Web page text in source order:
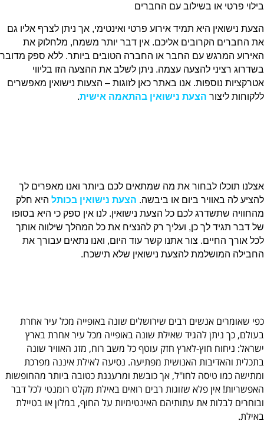
בילוי פרטי או בשילוב עם החברים
הצעת נישואין היא תמיד אירוע פרטי ואינטימי, אך ניתן לצרף אליו גם
את החברים הקרובים אליכם. אין דבר יותר משמח, מלחלוק את
האירוע המרגש עם החבר או החברה הטובים ביותר. ללא ספק מדובר
בשדרוג רציני להצעה עצמה. ניתן לשלב את ההצעה הזו בליווי
אטרקציות נוספות. אנו באתר כאן לזוגות – הצעות נישואין מאפשרים
ללקוחות ליצור הצעת נישואין בהתאמה אישית.
אצלנו תוכלו לבחור את מה שמתאים לכם ביותר ואנו מאפרים לך
להציע לה באוויר ביום או ביבשה. הצעת נישואין בכותל היא חלק
מהחוויה שתשדרג לכם כל הצעת נישואין. לנו אין ספק כי היא בסופו
של דבר תגיד לך כן, ועליך רק להנציח את כל המהלך שילווה אותך
לכל אורך החיים. צור אתנו קשר עוד היום, ואנו נתאים עבורך את
החבילה המושלמת להצעת נישואין שלא תישכח.
כפי שאומרים אנשים רבים שירושלים שונה באופייה מכל עיר אחרת
בעולם, כך ניתן להגיד שאילת שונה באופייה מכל עיר אחרת בארץ
ישראל: ניחוח חוץ-לארץ חזק עוטף כל משב רוח, מזג האוויר שונה
בתכלית והאדיבות האנושית מפתיעה. נסיעה לאילת איננה מפרכת
ומתישה כמו טיסה לחו"ל, אך כובשת ומרעננת כטובה ביותר מהחופשות
האפשריות! אין פלא שזוגות רבים רואים באילת מקלט רומנטי לכל דבר
ובוחרים לבלות את עתותיהם האינטימיות על החוף, במלון או בטיילת
באילת.